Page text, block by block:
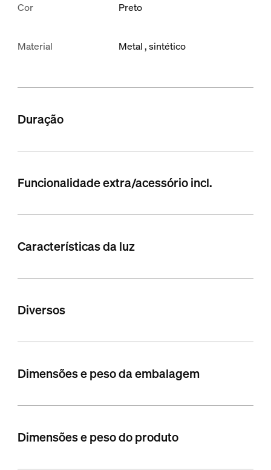
Cor Preto
Material Metal sintético
Duração
Funcionalidade extra/acessório incl.
Características da luz
Diversos
Dimensões e peso da embalagem
Dimensões e peso do produto